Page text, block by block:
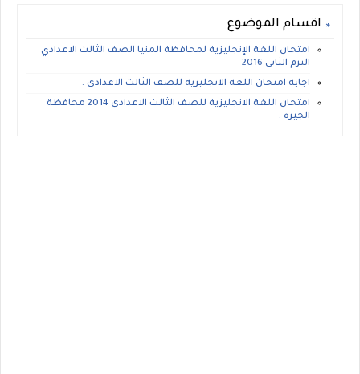
اقسام الموضوع
امتحان اللغة الإنجليزية لمحافظة المنيا الصف الثالث الاعدادي
الترم الثانى 2016
اجابة امتحان اللغة الانجليزية للصف الثالث الاعدادى .
امتحان اللغة الانجليزية للصف الثالث الاعدادى 2014 محافظة
الجيزة .